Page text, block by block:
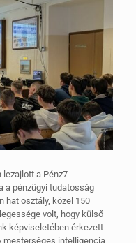
a Pénz7
a pénzügyi tudatosság
hat osztály, közel 150
volt, hogy külső
képviseletében érkezett
mesterséges intelligencia